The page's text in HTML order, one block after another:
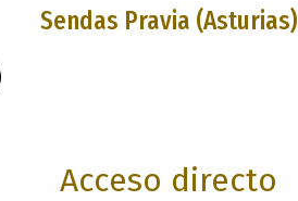
Sendas Pravia (Asturias)
Acceso directo